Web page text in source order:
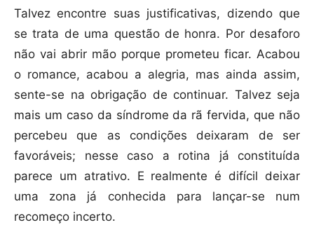
Talvez encontre suas justificativas, dizendo que
se trata de uma questão de honra. Por desaforo
não vai abrir mão porque prometeu ficar. Acabou
o romance, acabou a alegria, mas ainda assim,
sente-se na obrigação de continuar. Talvez seja
mais um caso da síndrome da rã fervida, que não
percebeu que as condições deixaram de ser
favoráveis; nesse caso a rotina já constituída
parece um atrativo. E realmente é difícil deixar
uma zona já conhecida para lançar-se num
recomeço incerto.